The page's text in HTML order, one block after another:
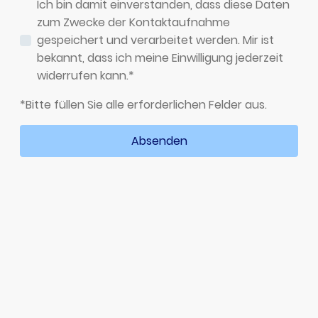
Ich bin damit einverstanden, dass diese Daten
zum Zwecke der Kontaktaufnahme
gespeichert und verarbeitet werden. Mir ist
bekannt, dass ich meine Einwilligung jederzeit
widerrufen kann.*
*Bitte füllen Sie alle erforderlichen Felder aus.
Absenden